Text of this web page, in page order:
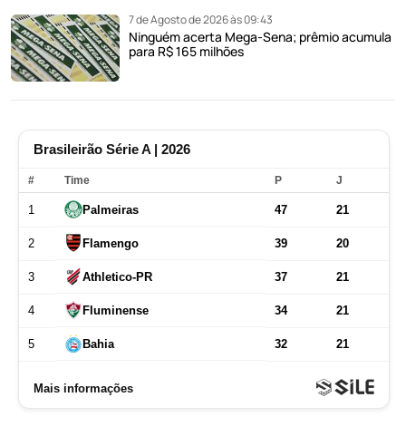
7 de Agosto de 2026 às 09:43
Ninguém acerta Mega-Sena; prêmio acumula
para R$ 165 milhões